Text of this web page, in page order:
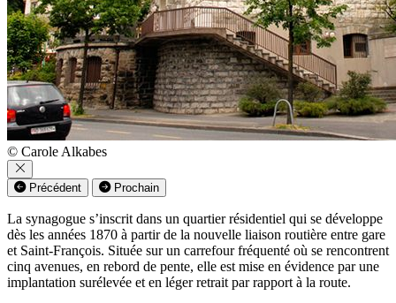
© Carole Alkabes
Précédent Prochain
La synagogue s’inscrit dans un quartier résidentiel qui se développe
dès les années 1870 à partir de la nouvelle liaison routière entre gare
et Saint-François. Située sur un carrefour fréquenté où se rencontrent
cinq avenues, en rebord de pente, elle est mise en évidence par une
implantation surélevée et en léger retrait par rapport à la route.